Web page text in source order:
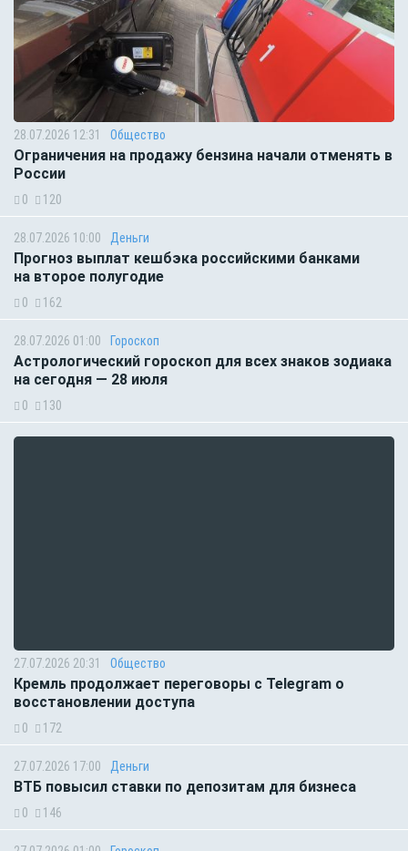
28.07.2026 12:31 Общество
Ограничения на продажу бензина начали отменять в
России
0 120
28.07.2026 10:00 Деньги
Прогноз выплат кешбэка российскими банками
на второе полугодие
0 162
28.07.2026 01:00 Гороскоп
Астрологический гороскоп для всех знаков зодиака
на сегодня — 28 июля
0 130
27.07.2026 20:31 Общество
Кремль продолжает переговоры с Telegram о
восстановлении доступа
0 172
27.07.2026 17:00 Деньги
ВТБ повысил ставки по депозитам для бизнеса
0 146